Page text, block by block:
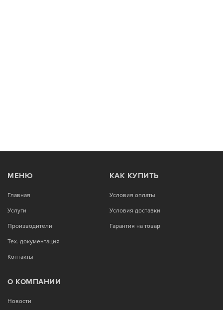
МЕНЮ
Главная
Услуги
Производители
Тех. документация
Контакты
КАК КУПИТЬ
Условия оплаты
Условия доставки
Гарантия на товар
О КОМПАНИИ
Новости